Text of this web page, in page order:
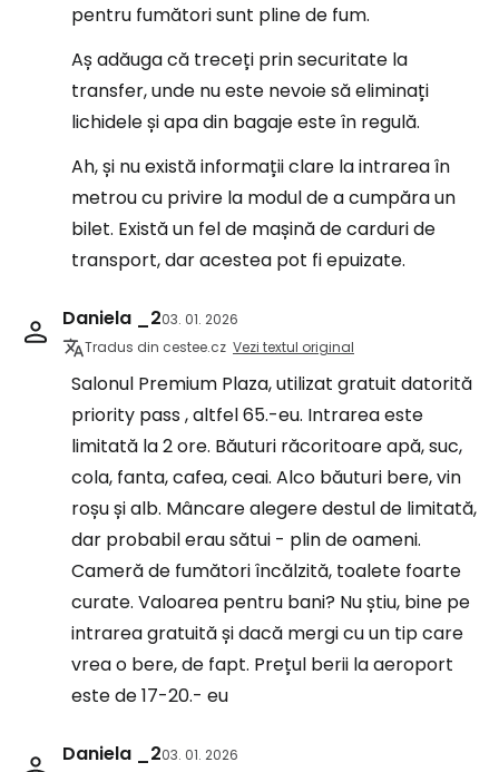
pentru fumători sunt pline de fum.
Aș adăuga că treceți prin securitate la
transfer, unde nu este nevoie să eliminați
lichidele și apa din bagaje este în regulă.
Ah, și nu există informații clare la intrarea în
metrou cu privire la modul de a cumpăra un
bilet. Există un fel de mașină de carduri de
transport, dar acestea pot fi epuizate.
Daniela _203. 01. 2026
Tradus din cestee.cz Vezi textul original
Salonul Premium Plaza, utilizat gratuit datorită
priority pass , altfel 65.-eu. Intrarea este
limitată la 2 ore. Băuturi răcoritoare apă, suc,
cola, fanta, cafea, ceai. Alco băuturi bere, vin
roșu și alb. Mâncare alegere destul de limitată,
dar probabil erau sătui - plin de oameni.
Cameră de fumători încălzită, toalete foarte
curate. Valoarea pentru bani? Nu știu, bine pe
intrarea gratuită și dacă mergi cu un tip care
vrea o bere, de fapt. Prețul berii la aeroport
este de 17-20.- eu
Daniela _203. 01. 2026